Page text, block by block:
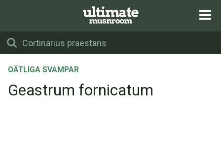
OÄTLIGA SVAMPAR
Geastrum fornicatum